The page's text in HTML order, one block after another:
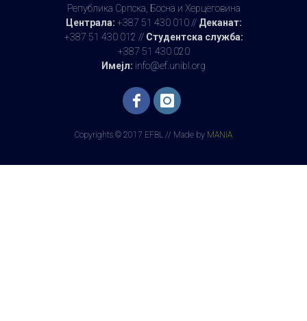
Република Српска, Босна и Херцеговина
Централа: +387 51 430 010 // Деканат:
+387 51 430 012 // Студентска служба:
+387 51 430 020
Имејл: info@ef.unibl.org
Copyrights © 2017 EFBL // Made by MANIA